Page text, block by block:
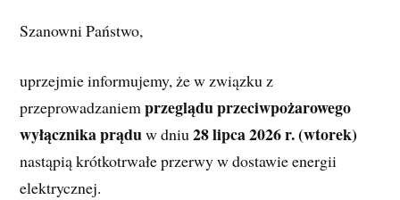
Szanowni Państwo,
uprzejmie informujemy, że w związku z
przeprowadzaniem przeglądu przeciwpożarowego
wyłącznika prądu w dniu 28 lipca 2026 r. (wtorek)
nastąpią krótkotrwałe przerwy w dostawie energii
elektrycznej.